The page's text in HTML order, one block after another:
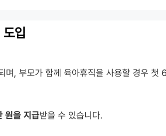
입
며, 부모가 함께 육아휴직을 사용할 경우 첫
원을 지급받을 수 있습니다.